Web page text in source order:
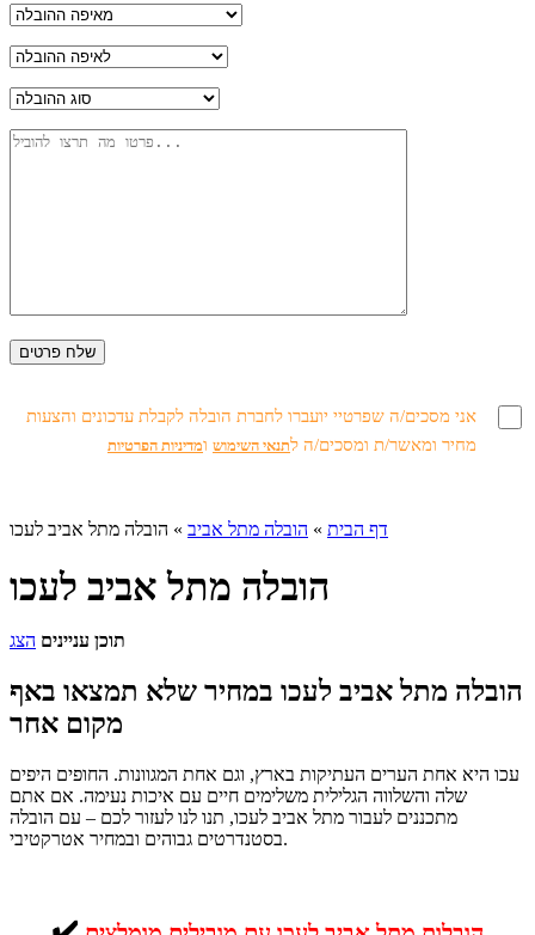
אני מסכים/ה שפרטיי יועברו לחברת הובלה לקבלת עדכונים והצעות
מחיר ומאשר/ת ומסכים/ה לתנאי השימוש ומדיניות הפרטיות
דף הבית » הובלה מתל אביב » הובלה מתל אביב לעכו
הובלה מתל אביב לעכו
תוכן עניינים הצג
הובלה מתל אביב לעכו במחיר שלא תמצאו באף
מקום אחר
עכו היא אחת הערים העתיקות בארץ, וגם אחת המגוונות. החופים היפים
שלה והשלווה הגלילית משלימים חיים עם איכות נעימה. אם אתם
מתכננים לעבור מתל אביב לעכו, תנו לנו לעזור לכם – עם הובלה
בסטנדרטים גבוהים ובמחיר אטרקטיבי.